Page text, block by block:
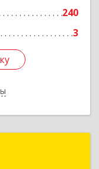
240
3